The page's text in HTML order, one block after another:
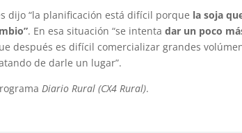
dijo “la planificación está difícil porque la soja
. En esa situación “se intentadar un poco
después es difícil comercializar grandes
de darle un lugar”.
Diario Rural (CX4 Rural).